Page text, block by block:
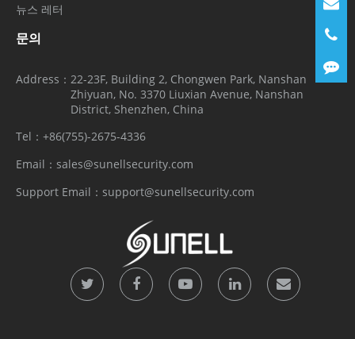
뉴스 레터
문의
Address： 22-23F, Building 2, Chongwen Park, Nanshan
Zhiyuan, No. 3370 Liuxian Avenue, Nanshan
District, Shenzhen, China
Tel： +86(755)-2675-4336
Email： sales@sunellsecurity.com
Support Email： support@sunellsecurity.com